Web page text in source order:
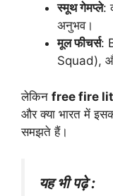
स्मूथ गेमप्ले:
अनुभव।
मूल फीचर्स:
Squad),
लेकिन free fire
और क्या भारत में
समझते हैं।
यह भी पढ़े :